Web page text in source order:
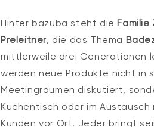
Hinter bazuba steht die Familie
Preleitner, die das Thema
mittlerweile drei Generationen
werden neue Produkte nicht in
Meetingräumen diskutiert,
Küchentisch oder im Austausch
Kunden vor Ort. Jeder bringt